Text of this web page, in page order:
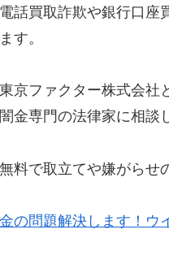
話買取詐欺や銀行口座
す。
京ファクター株式会社
金専門の法律家に相談
料で取立てや嫌がらせ
の問題解決します！ウ